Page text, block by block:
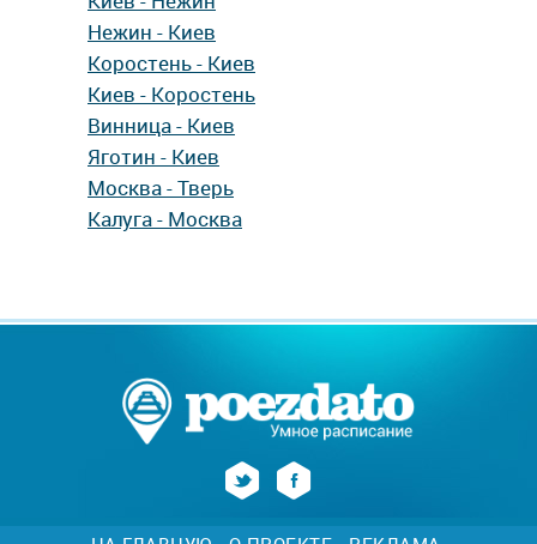
Нежин - Киев
Коростень - Киев
Киев - Коростень
Винница - Киев
Яготин - Киев
Москва - Тверь
Калуга - Москва